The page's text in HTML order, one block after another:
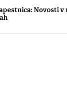
v nošljivih